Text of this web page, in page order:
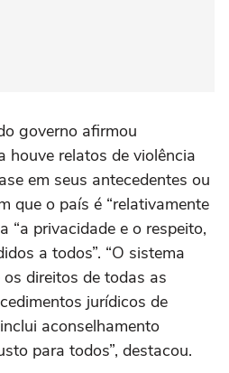
governo afirmou
houve relatos de violência
em seus antecedentes ou
que o país é “relativamente
“a privacidade e o respeito,
a todos”. “O sistema
direitos de todas as
jurídicos de
aconselhamento
para todos”, destacou.